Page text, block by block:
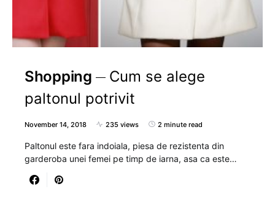
Shopping
Cum se alege
paltonul potrivit
November 14, 2018 235 views 2 minute read
Paltonul este fara indoiala, piesa de rezistenta din
garderoba unei femei pe timp de iarna, asa ca este…